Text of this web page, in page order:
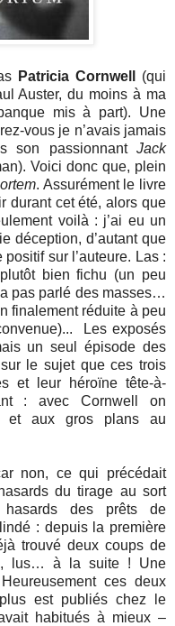
Patricia Cornwell
(qui
Auster, du moins à ma
mis à part). Une
vous je n’avais jamais
son passionnant Jack
Voici donc que, plein
. Assurément le livre
durant cet été, alors que
voilà : j’ai eu un
déception, d’autant que
sur l’auteure. Las :
bien fichu (un peu
pas parlé des masses…
finalement réduite à peu
Les exposés
un seul épisode des
le sujet que ces trois
et leur héroïne tête-à-
: avec Cornwell on
et aux gros plans au
non, ce qui précédait
du tirage au sort
des prêts de
: depuis la première
trouvé deux coups de
lus… à la suite ! Une
ces deux
est publiés chez le
habitués à mieux –